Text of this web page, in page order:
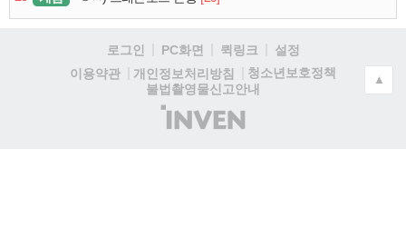
로그인 PC화면 퀵링크
설정
이용약관
개인정보처리방침
청소년보호정책
불법촬영물신고안내
(주)
인
▲